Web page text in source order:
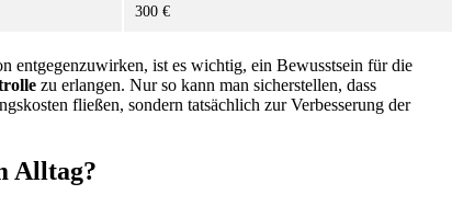
300 €
entgegenzuwirken, ist es wichtig, ein Bewusstsein für die
zu erlangen. Nur so kann man sicherstellen, dass
fließen, sondern tatsächlich zur Verbesserung der
Alltag?